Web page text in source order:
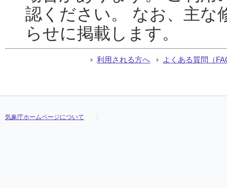
認ください。 なお、主な
らせに掲載します。
利用される方へ よくある質問（
気象庁ホームページについて